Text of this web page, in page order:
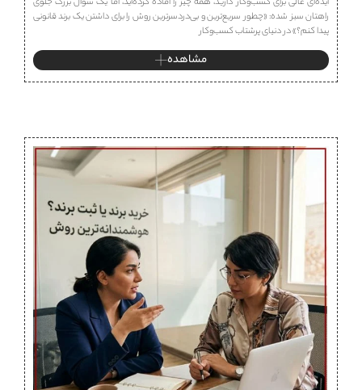
راهتان سبز شده: «چطور سریع‌ترین و بی‌دردسرترین روش را برای داشتن یک برند قانونی
پیدا کنم؟» در دنیای پرشتاب کسب‌وکار
مشاهده